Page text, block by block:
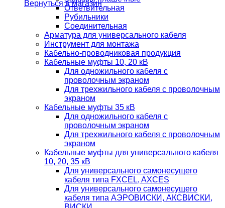
Вернуться в магазин
Ответвительная
Рубильники
Соединительная
Арматура для универсального кабеля
Инструмент для монтажа
Кабельно-проводниковая продукция
Кабельные муфты 10, 20 кВ
Для одножильного кабеля с
проволочным экраном
Для трехжильного кабеля с проволочным
экраном
Кабельные муфты 35 кВ
Для одножильного кабеля с
проволочным экраном
Для трехжильного кабеля с проволочным
экраном
Кабельные муфты для универсального кабеля
10, 20, 35 кВ
Для универсального самонесущего
кабеля типа FXCEL, AXCES
Для универсального самонесущего
кабеля типа АЭРОВИСКИ, АКСВИСКИ,